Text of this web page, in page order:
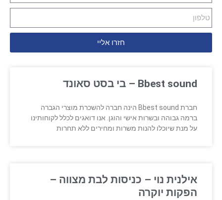
חזרו אליי
Bbest sound – בי בסט סאונד
חברת Bbest sound הינה חברה להשכרת מוצרי הגברה
ברמה גבוהה ובשרות אישי והוגן. אנו דואגים לכלל לקוחותינו
על מנת שיוכלו להנות משרות ומחירים ללא תחרות
אילנית נוי – כניסות לבת מצווה –
הפקות יוקרה